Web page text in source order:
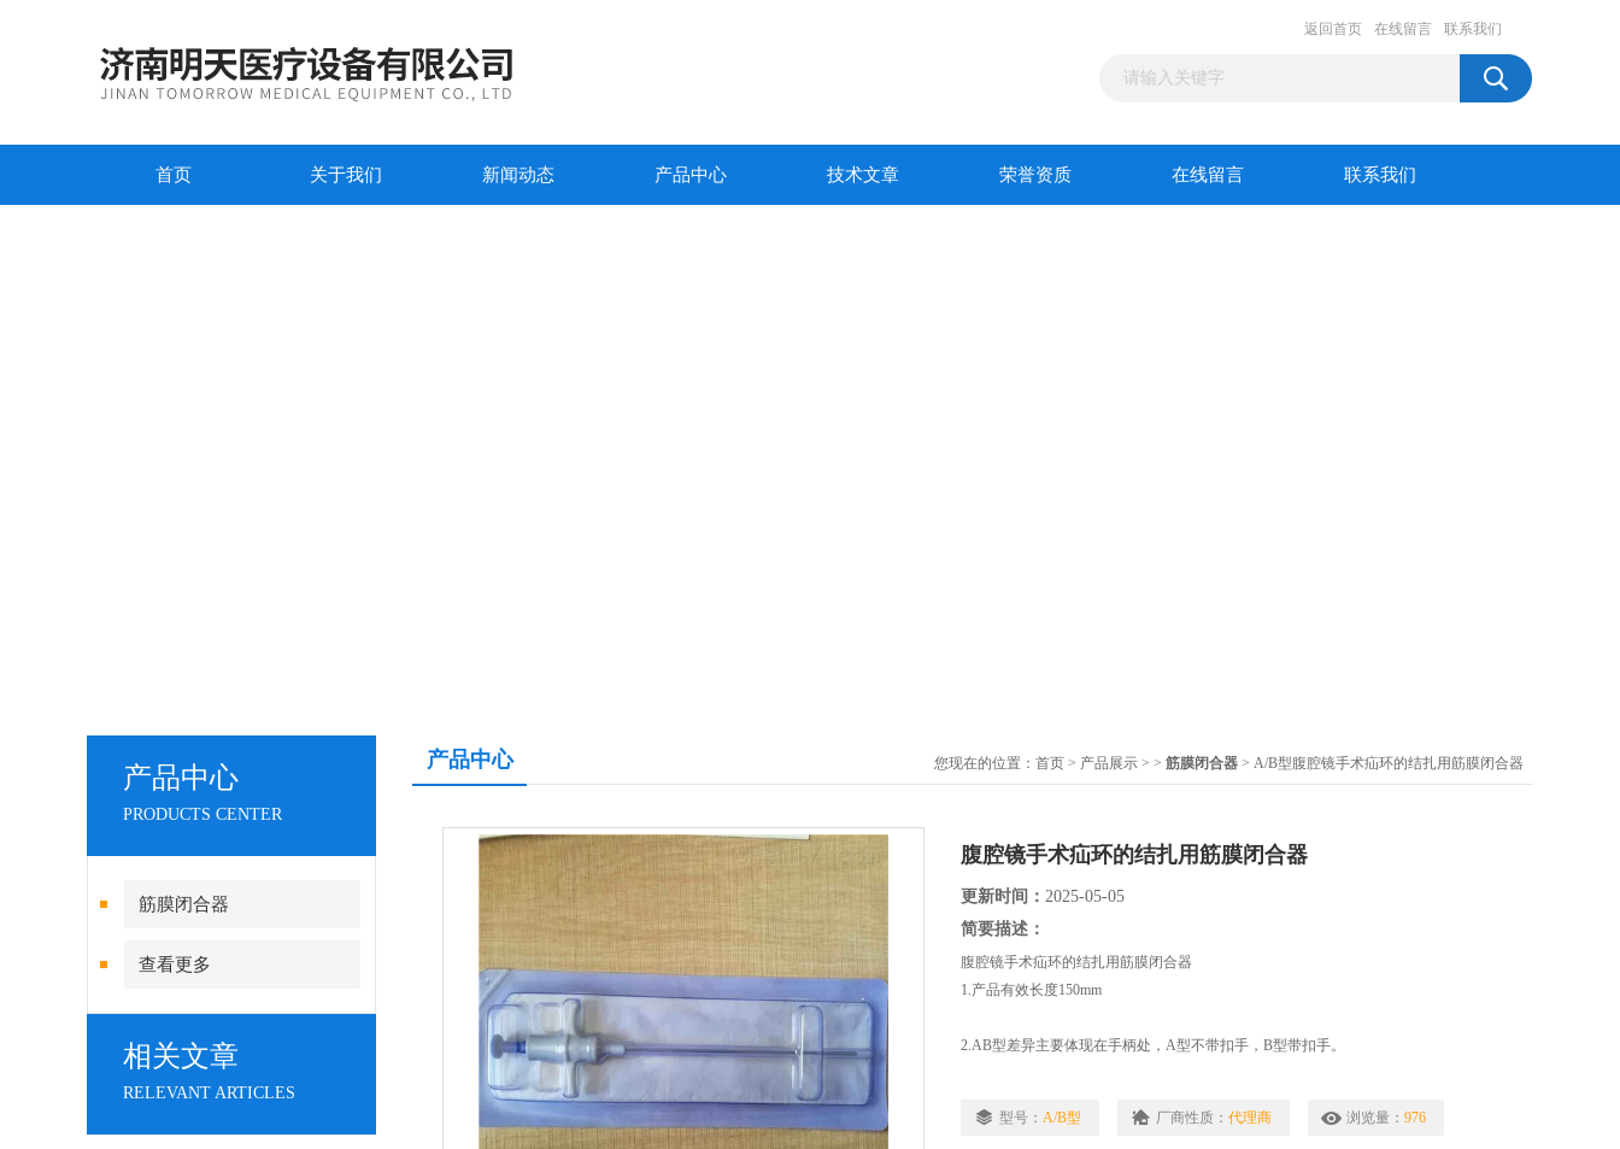
返回首页 在线留言 联系我们
首页 关于我们 新闻动态 产品中心 技术文章 荣誉资质 在线留言 联系我们
产品中心
PRODUCTS CENTER
筋膜闭合器
查看更多
相关文章
RELEVANT ARTICLES
产品中心 您现在的位置： 首页 > 产品展示 > > 筋膜闭合器 > A/B型腹腔镜手术疝环的结扎用筋膜闭合器
腹腔镜手术疝环的结扎用筋膜闭合器
更新时间： 2025-05-05
简要描述：
腹腔镜手术疝环的结扎用筋膜闭合器
1.产品有效长度150mm
2.AB型差异主要体现在手柄处，A型不带扣手，B型带扣手。
医用级不锈钢304。
型号： A/B型 厂商性质： 代理商 浏览量： 976